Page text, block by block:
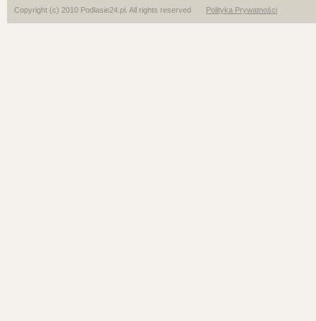
Copyright (c) 2010 Podlasie24.pl. All rights reserved Polityka Prywatności